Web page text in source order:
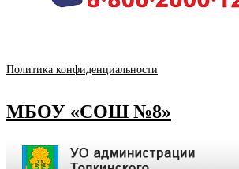
Политика конфиденциальности
МБОУ «СОШ №8»